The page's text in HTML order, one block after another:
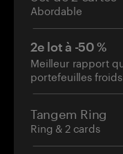
Abordable
2e lot à -50 %
Meilleur rapport
portefeuilles froids
Tangem Ring
Ring & 2 cards